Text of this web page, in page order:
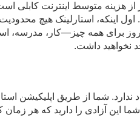
از هزینه متوسط اینترنت کابلی
اینکه، استارلینک هیچ محدودیت
برای همه چیز—کار، مدرسه،
نخواهید داشت.
ندارد. شما از طریق اپلیکیشن
این آزادی را دارید که هر زمان